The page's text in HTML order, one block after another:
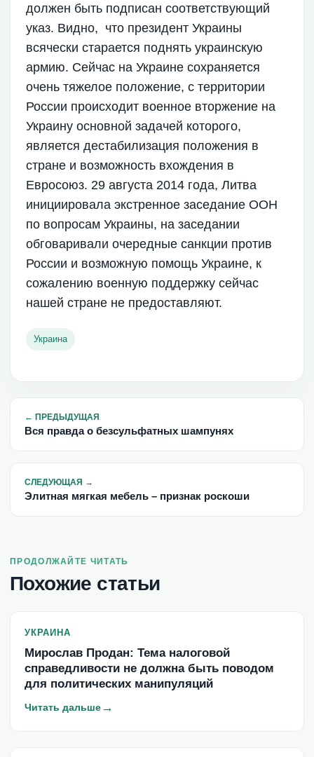
должен быть подписан соответствующий
указ. Видно, что президент Украины
всячески старается поднять украинскую
армию. Сейчас на Украине сохраняется
очень тяжелое положение, с территории
России происходит военное вторжение на
Украину основной задачей которого,
является дестабилизация положения в
стране и возможность вхождения в
Евросоюз. 29 августа 2014 года, Литва
инициировала экстренное заседание ООН
по вопросам Украины, на заседании
обговаривали очередные санкции против
России и возможную помощь Украине, к
сожалению военную поддержку сейчас
нашей стране не предоставляют.
Украина
← ПРЕДЫДУЩАЯ
Вся правда о безсульфатных шампунях
СЛЕДУЮЩАЯ →
Элитная мягкая мебель – признак роскоши
ПРОДОЛЖАЙТЕ ЧИТАТЬ
Похожие статьи
УКРАИНА
Мирослав Продан: Тема налоговой
справедливости не должна быть поводом
для политических манипуляций
Читать дальше→